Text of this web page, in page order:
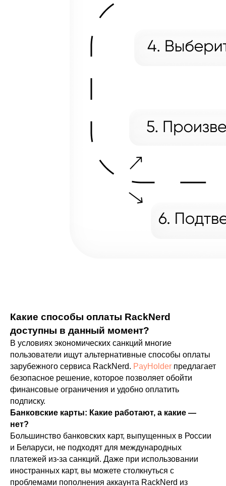
Какие способы оплаты RackNerd
доступны в данный момент?
В условиях экономических санкций многие
пользователи ищут альтернативные способы оплаты
зарубежного сервиса RackNerd. PayHolder предлагает
безопасное решение, которое позволяет обойти
финансовые ограничения и удобно оплатить
подписку.
Банковские карты: Какие работают, а какие —
нет?
Большинство банковских карт, выпущенных в России
и Беларуси, не подходят для международных
платежей из-за санкций. Даже при использовании
иностранных карт, вы можете столкнуться с
проблемами пополнения аккаунта RackNerd из